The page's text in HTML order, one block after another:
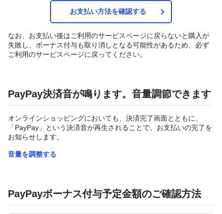
お支払い方法を確認する
なお、お支払い後はご利用のサービスページに戻らないと購入が
失敗し、ボーナス付与も取り消しとなる可能性があるため、必ず
ご利用のサービスページに戻ってください。
PayPay決済音が鳴ります。音量調節できます
オンラインショッピングにおいても、決済完了画面とともに、
「PayPay」という決済音が再生されることで、お支払いの完了を
お知らせします。
音量を調整する
PayPayボーナス付与予定金額のご確認方法